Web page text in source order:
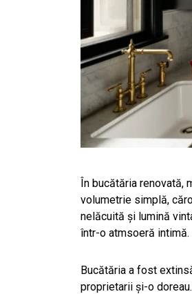
În bucătăria renovată,
volumetrie simplă,
nelăcuită și lumină
într-o atmsoeră intimă.
Bucătăria a fost
proprietarii și-o